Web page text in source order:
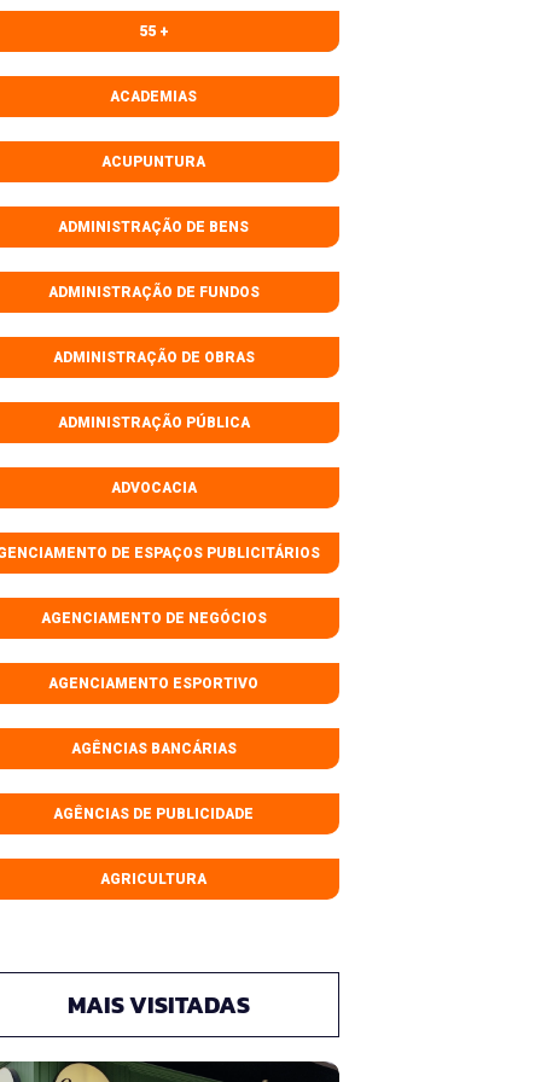
55 +
ACADEMIAS
ACUPUNTURA
ADMINISTRAÇÃO DE BENS
ADMINISTRAÇÃO DE FUNDOS
ADMINISTRAÇÃO DE OBRAS
ADMINISTRAÇÃO PÚBLICA
ADVOCACIA
DE ESPAÇOS PUBLICITÁRIOS
AGENCIAMENTO DE NEGÓCIOS
AGENCIAMENTO ESPORTIVO
AGÊNCIAS BANCÁRIAS
AGÊNCIAS DE PUBLICIDADE
AGRICULTURA
MAIS VISITADAS